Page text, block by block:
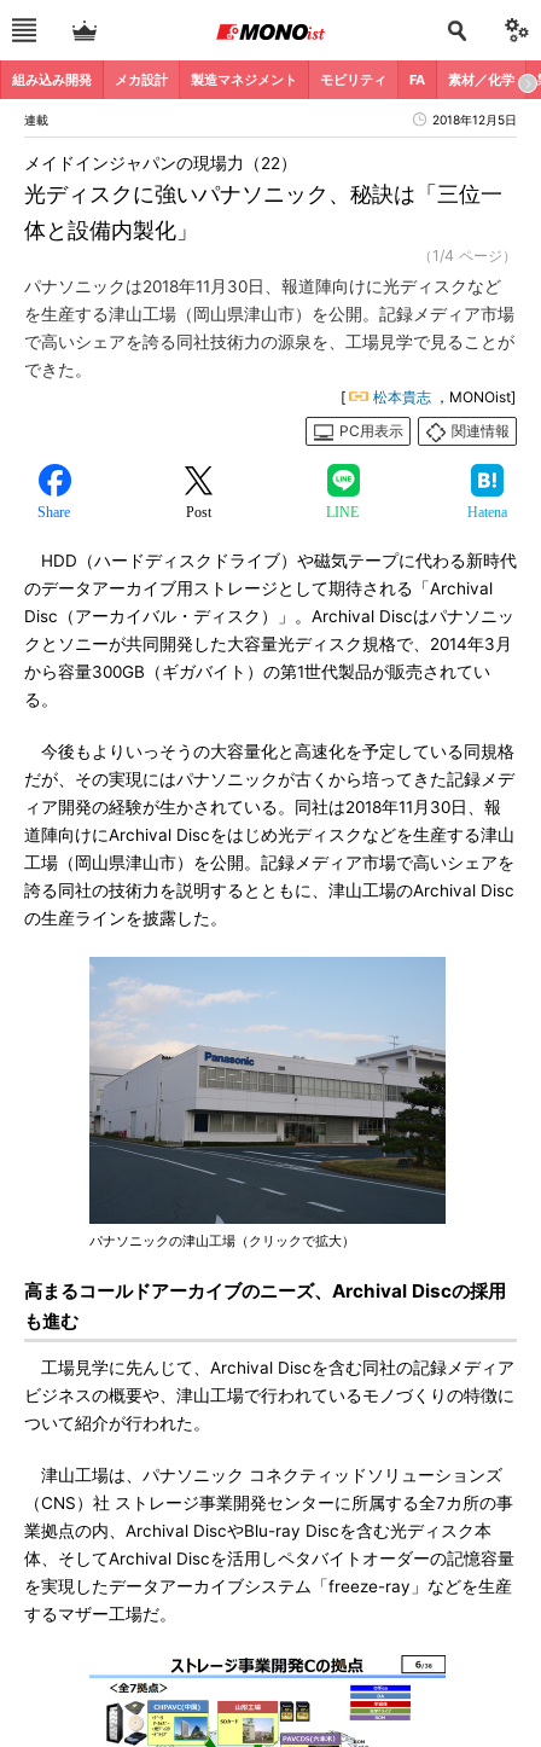
組み込み開発 メカ設計 製造マネジメント モビリティ FA 素材／化学
連載 2018年12月5日
光ディスクに強いパナソニック、秘訣は「三位一
体と設備内製化」
メイドインジャパンの現場力（22）
（1/4 ページ）
パナソニックは2018年11月30日、報道陣向けに光ディスクなど
を生産する津山工場（岡山県津山市）を公開。記録メディア市場
で高いシェアを誇る同社技術力の源泉を、工場見学で見ることが
できた。
[ 松本貴志 ，MONOist]
PC用表示
関連情報
Share Post LINE Hatena
HDD（ハードディスクドライブ）や磁気テープに代わる新時代
のデータアーカイブ用ストレージとして期待される「Archival
Disc（アーカイバル・ディスク）」。Archival Discはパナソニッ
クとソニーが共同開発した大容量光ディスク規格で、2014年3月
から容量300GB（ギガバイト）の第1世代製品が販売されてい
る。
今後もよりいっそうの大容量化と高速化を予定している同規格
だが、その実現にはパナソニックが古くから培ってきた記録メデ
ィア開発の経験が生かされている。同社は2018年11月30日、報
道陣向けにArchival Discをはじめ光ディスクなどを生産する津山
工場（岡山県津山市）を公開。記録メディア市場で高いシェアを
誇る同社の技術力を説明するとともに、津山工場のArchival Disc
の生産ラインを披露した。
パナソニックの津山工場（クリックで拡大）
高まるコールドアーカイブのニーズ、Archival Discの採用
も進む
工場見学に先んじて、Archival Discを含む同社の記録メディア
ビジネスの概要や、津山工場で行われているモノづくりの特徴に
ついて紹介が行われた。
津山工場は、パナソニック コネクティッドソリューションズ
（CNS）社 ストレージ事業開発センターに所属する全7カ所の事
業拠点の内、Archival DiscやBlu-ray Discを含む光ディスク本
体、そしてArchival Discを活用しペタバイトオーダーの記憶容量
を実現したデータアーカイブシステム「freeze-ray」などを生産
するマザー工場だ。